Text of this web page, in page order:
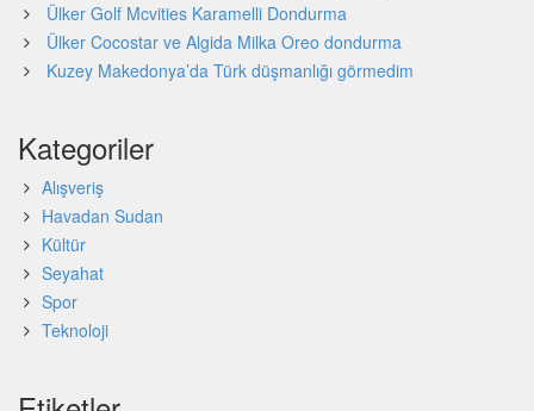
Ülker Golf Mcvities Karamelli Dondurma
Ülker Cocostar ve Algida Milka Oreo dondurma
Kuzey Makedonya’da Türk düşmanlığı görmedim
Kategoriler
Alışveriş
Havadan Sudan
Kültür
Seyahat
Spor
Teknoloji